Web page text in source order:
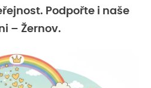
Podpořte i naše
– Žernov.